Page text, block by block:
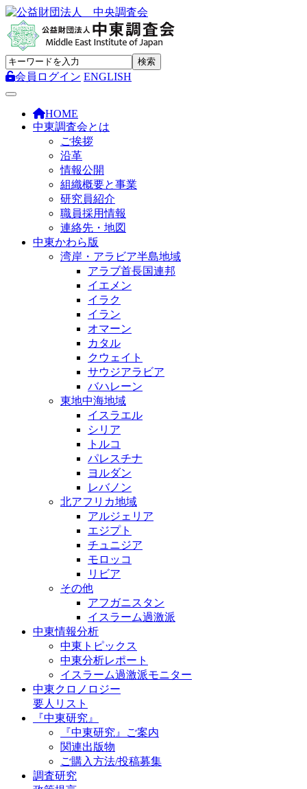
会員ログイン ENGLISH
Toggle navigation
HOME
中東調査会とは
ご挨拶
沿革
情報公開
組織概要と事業
研究員紹介
職員採用情報
連絡先・地図
中東かわら版
湾岸・アラビア半島地域
アラブ首長国連邦
イエメン
イラク
イラン
オマーン
カタル
クウェイト
サウジアラビア
バハレーン
東地中海地域
イスラエル
シリア
トルコ
パレスチナ
ヨルダン
レバノン
北アフリカ地域
アルジェリア
エジプト
チュニジア
モロッコ
リビア
その他
アフガニスタン
イスラーム過激派
中東情報分析
中東トピックス
中東分析レポート
イスラーム過激派モニター
中東クロノロジー
要人リスト
『中東研究』
『中東研究』ご案内
関連出版物
ご購入方法/投稿募集
調査研究